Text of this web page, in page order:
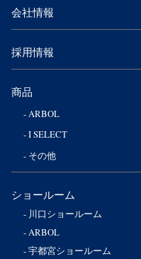
会社情報
採用情報
商品
ARBOL
I SELECT
その他
ショールーム
川口ショールーム
ARBOL
宇都宮ショールーム